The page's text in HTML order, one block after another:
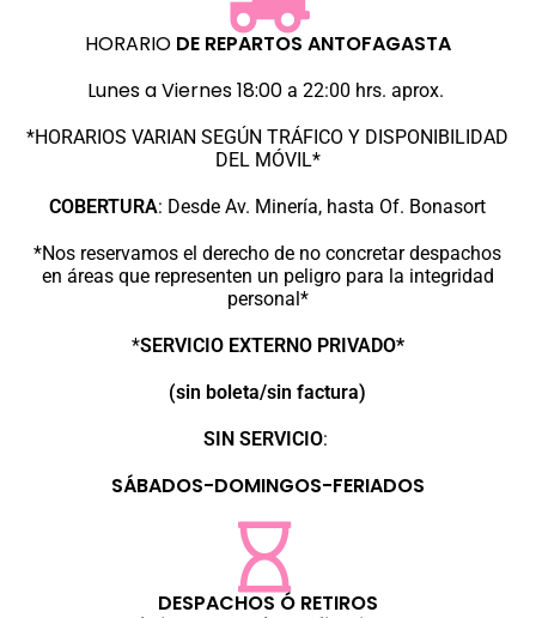
HORARIODE REPARTOS ANTOFAGASTA
Lunes a Viernes 18:00a 22:00 hrs. aprox.
*HORARIOS VARIAN SEGÚN TRÁFICO Y DISPONIBILIDAD
DEL MÓVIL*
COBERTURA: Desde Av. Minería, hasta Of. Bonasort
*Nos reservamos el derecho de no concretar despachos
en áreas que representen un peligro para la integridad
personal*
*SERVICIO EXTERNO PRIVADO*
(sin boleta/sin factura)
SIN SERVICIO:
SÁBADOS-DOMINGOS-FERIADOS
DESPACHOS Ó RETIROS